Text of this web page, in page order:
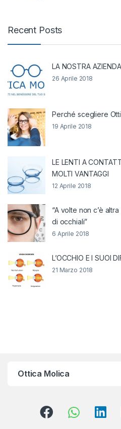
Recent Posts
LA NOSTRA AZIENDA
26 Aprile 2018
Perché scegliere
19 Aprile 2018
LE LENTI A
MOLTI VANTAGGI
12 Aprile 2018
“A volte non c’è
di occhiali”
6 Aprile 2018
L’OCCHIO E I SUOI
21 Marzo 2018
Ottica Molica